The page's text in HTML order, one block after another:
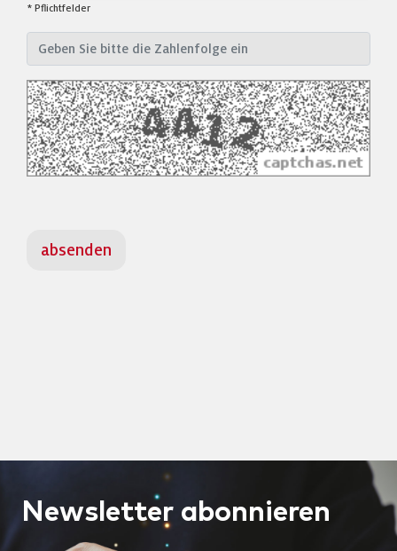
* Pflichtfelder
Newsletter abonnieren